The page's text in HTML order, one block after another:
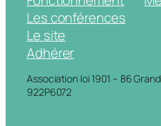
Les conférences
Le site
Adhérer
Association loi 1901 – 86
922P6072